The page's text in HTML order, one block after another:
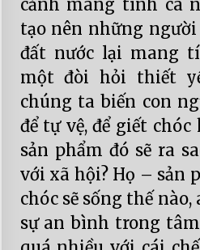
cảnh mang tính cá
tạo nên những
đất nước lại mang
một đòi hỏi thiết
chúng ta biến con
để tự vệ, để giết
sản phẩm đó sẽ ra
với xã hội? Họ – sản
chóc sẽ sống thế
sự an bình trong